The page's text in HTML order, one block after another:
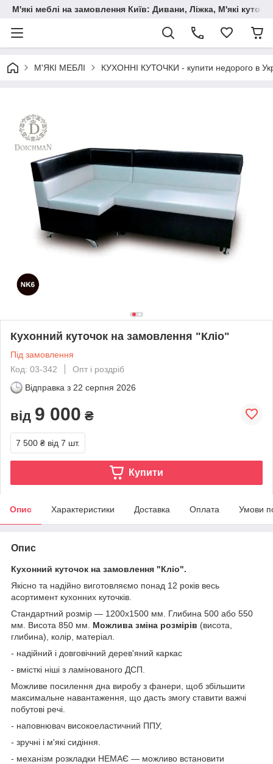
М'які меблі на замовлення Київ: Дивани, Ліжка, М'які
М'ЯКІ МЕБЛІ КУХОННІ КУТОЧКИ - купити недорого в
Кухонний куточок на замовлення "Кліо"
Під замовлення
Код: 03-342
Опт і роздріб
Відправка з 22 серпня 2026
від 9 000 ₴
7 500 ₴ від 7 шт.
Купити
Опис Характеристики Доставка Оплата Умови
Опис
Кухонний куточок на замовлення "Кліо".
Якісно та надійно виготовляємо понад 12 років весь
асортимент кухонних куточків.
Стандартний розмір — 1200х1500 мм. Глибина 500 або 550
мм. Висота 850 мм. Можлива зміна розмірів (висота,
глибина), колір, матеріал.
- надійний і довговічний дерев'яний каркас
- вмісткі ніші з ламінованого ДСП.
Можливе посилення дна виробу з фанери, щоб збільшити
максимальне навантаження, що дасть змогу ставити важчі
побутові речі.
- наповнювач високоеластичний ППУ,
- зручні і м'які сидіння.
- механізм розкладки НЕМАЄ — можливо встановити